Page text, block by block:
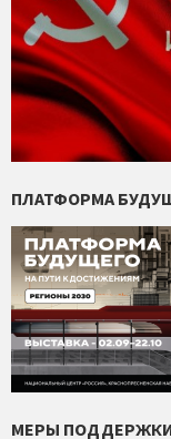
ПЛАТФОРМА
МЕРЫ